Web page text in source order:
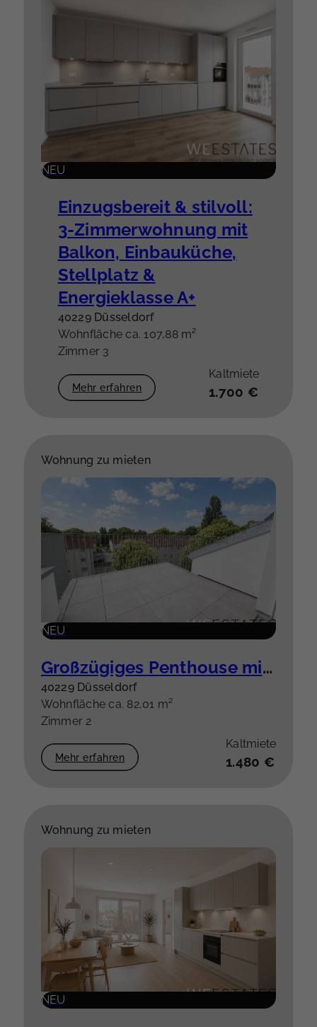
NEU
Einzugsbereit & stilvoll:
3-Zimmerwohnung mit
Balkon, Einbauküche,
Stellplatz &
Energieklasse A+
40229 Düsseldorf
Wohnfläche ca. 107,88 m²
Zimmer 3
Mehr erfahren
Kaltmiete
1.700 €
Wohnung zu mieten
NEU
Großzügiges Penthouse mit besonderem Grundriss & hochwertiger Einbauküche plus Stellplatz
40229 Düsseldorf
Wohnfläche ca. 82,01 m²
Zimmer 2
Mehr erfahren
Kaltmiete
1.480 €
Wohnung zu mieten
NEU